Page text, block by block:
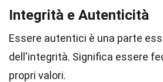
Integrità e Autenticità
Essere autentici è una parte
dell'integrità. Significa essere
propri valori.